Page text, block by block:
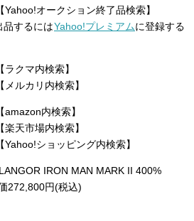
【Yahoo!オークション終了品検索】
するにはYahoo!プレミアムに登録する
【ラクマ内検索】
【メルカリ内検索】
【amazon内検索】
【楽天市場内検索】
【Yahoo!ショッピング内検索】
IRON MAN MARK II 400%
272,800円(税込)